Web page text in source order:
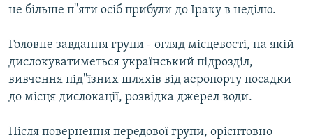
Усі сайти RFE/RL
не бiльше п''яти осіб прибули до Iраку в недiлю.
Головне завдання групи - огляд мiсцевостi, на якiй
дислокуватиметься український пiдроздiл,
вивчення пiд''їзних шляхiв вiд аеропорту посадки
до мiсця дислокацiї, розвiдка джерел води.
Пiсля повернення передової групи, орiєнтовно